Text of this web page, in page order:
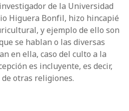
de la Universidad
Higuera Bonfil, hizo hincapié
y ejemplo de ello son
se hablan o las diversas
en ella, caso del culto a la
es incluyente, es decir,
otras religiones.